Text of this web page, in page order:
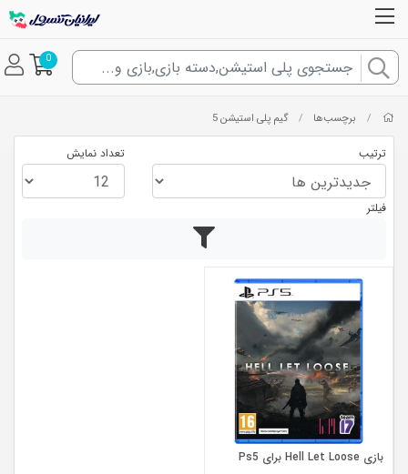
0
/ برچسب‌ها / گیم پلی استیشن 5
ترتیب تعداد نمایش
فیلتر
بازی Hell Let Loose برای Ps5